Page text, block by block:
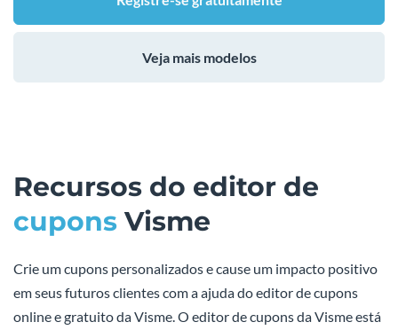
Veja mais modelos
Recursos do editor de
cupons Visme
Crie um cupons personalizados e cause um impacto positivo
em seus futuros clientes com a ajuda do editor de cupons
online e gratuito da Visme. O editor de cupons da Visme está